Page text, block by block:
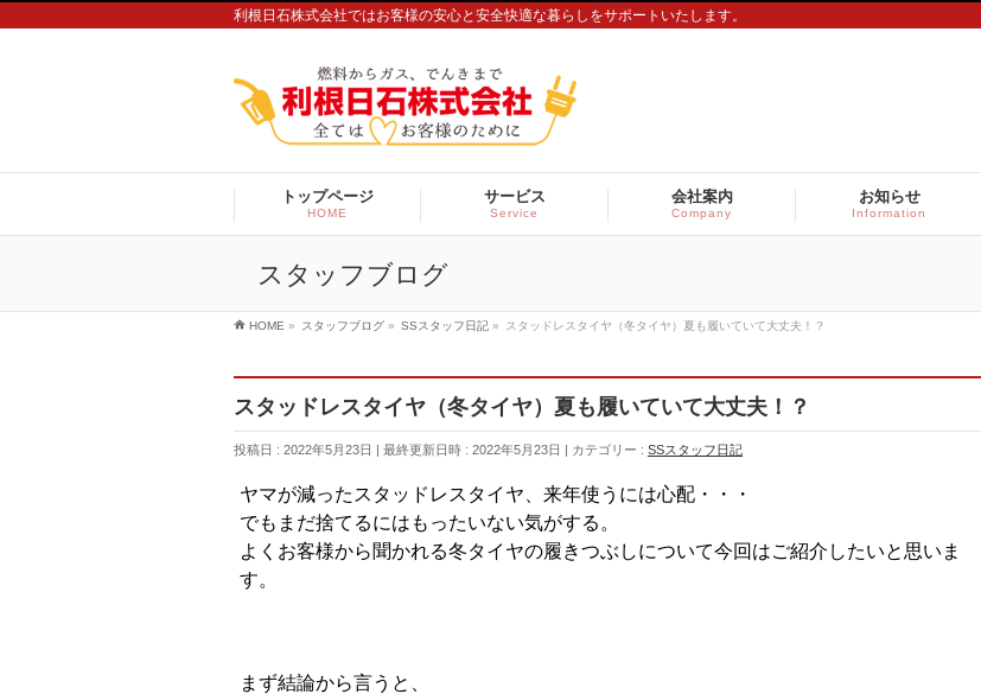
利根日石株式会社ではお客様の安心と安全快適な暮らしをサポートいたします。
トップページ
HOME
サービス
Service
会社案内
Company
お知らせ
Information
スタッフブログ
HOME » スタッフブログ » SSスタッフ日記 » スタッドレスタイヤ（冬タイヤ）夏も履いていて大丈夫！？
スタッドレスタイヤ（冬タイヤ）夏も履いていて大丈夫！？
投稿日 : 2022年5月23日 最終更新日時 : 2022年5月23日 カテゴリー : SSスタッフ日記
ヤマが減ったスタッドレスタイヤ、来年使うには心配・・・
でもまだ捨てるにはもったいない気がする。
よくお客様から聞かれる冬タイヤの履きつぶしについて今回はご紹介したいと思いま
す。
まず結論から言うと、